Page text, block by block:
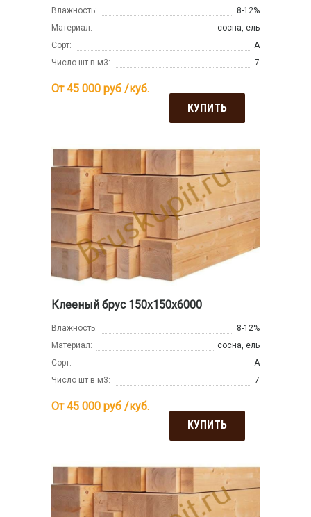
Влажность:
8-12%
Материал:
сосна, ель
Сорт:
А
Число шт в м3:
7
От 45 000 руб /куб.
КУПИТЬ
Клееный брус 150х150х6000
Влажность:
8-12%
Материал:
сосна, ель
Сорт:
А
Число шт в м3:
7
От 45 000 руб /куб.
КУПИТЬ